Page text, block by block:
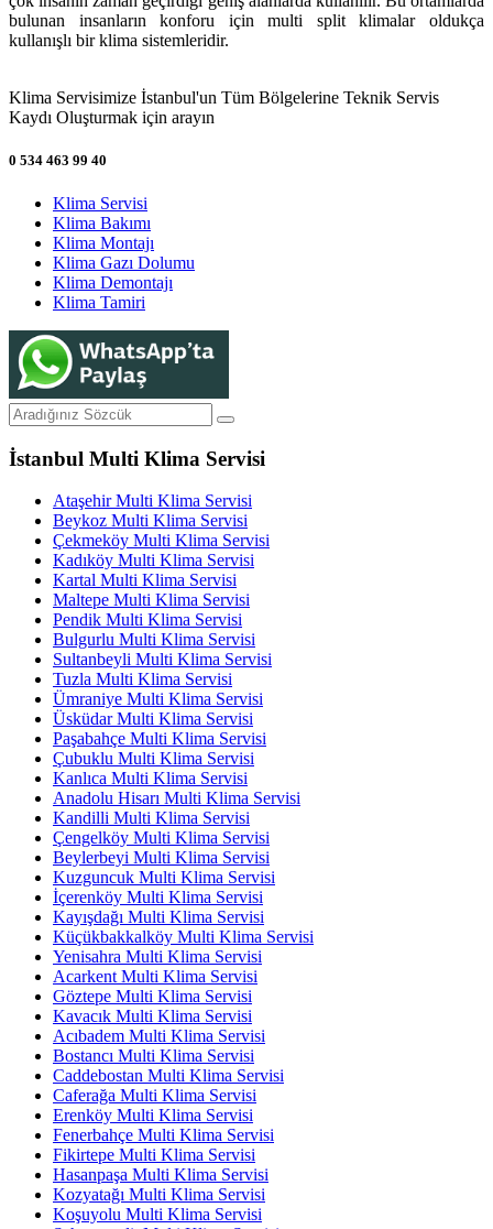
bulunan insanların konforu için multi split klimalar oldukça
kullanışlı bir klima sistemleridir.
Klima Servisimize İstanbul'un Tüm Bölgelerine Teknik Servis
Kaydı Oluşturmak için arayın
0 534 463 99 40
Klima Servisi
Klima Bakımı
Klima Montajı
Klima Gazı Dolumu
Klima Demontajı
Klima Tamiri
İstanbul Multi Klima Servisi
Ataşehir Multi Klima Servisi
Beykoz Multi Klima Servisi
Çekmeköy Multi Klima Servisi
Kadıköy Multi Klima Servisi
Kartal Multi Klima Servisi
Maltepe Multi Klima Servisi
Pendik Multi Klima Servisi
Bulgurlu Multi Klima Servisi
Sultanbeyli Multi Klima Servisi
Tuzla Multi Klima Servisi
Ümraniye Multi Klima Servisi
Üsküdar Multi Klima Servisi
Paşabahçe Multi Klima Servisi
Çubuklu Multi Klima Servisi
Kanlıca Multi Klima Servisi
Anadolu Hisarı Multi Klima Servisi
Kandilli Multi Klima Servisi
Çengelköy Multi Klima Servisi
Beylerbeyi Multi Klima Servisi
Kuzguncuk Multi Klima Servisi
İçerenköy Multi Klima Servisi
Kayışdağı Multi Klima Servisi
Küçükbakkalköy Multi Klima Servisi
Yenisahra Multi Klima Servisi
Acarkent Multi Klima Servisi
Göztepe Multi Klima Servisi
Kavacık Multi Klima Servisi
Acıbadem Multi Klima Servisi
Bostancı Multi Klima Servisi
Caddebostan Multi Klima Servisi
Caferağa Multi Klima Servisi
Erenköy Multi Klima Servisi
Fenerbahçe Multi Klima Servisi
Fikirtepe Multi Klima Servisi
Hasanpaşa Multi Klima Servisi
Kozyatağı Multi Klima Servisi
Koşuyolu Multi Klima Servisi